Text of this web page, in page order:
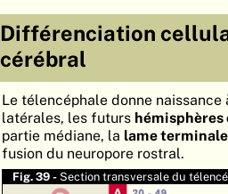
Différenciation
cérébral
Le télencéphale donne naissance
latérales, les futurs
partie médiane, la lame terminale
fusion du neuropore rostral.
Fig. 39 - Section transversale du